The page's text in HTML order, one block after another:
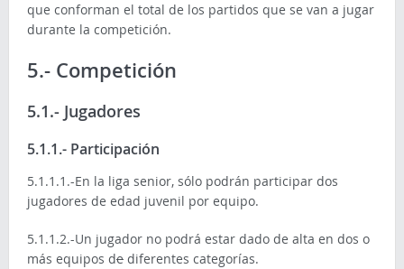
que conforman el total de los partidos que se van a jugar
durante la competición.
5.- Competición
5.1.- Jugadores
5.1.1.- Participación
5.1.1.1.-En la liga senior, sólo podrán participar dos
jugadores de edad juvenil por equipo.
5.1.1.2.-Un jugador no podrá estar dado de alta en dos o
más equipos dediferentes categorías.